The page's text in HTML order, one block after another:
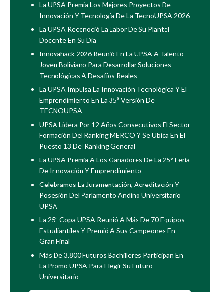
La UPSA Premia Los Mejores Proyectos De
Innovación Y Tecnología De La TecnoUPSA 2026
La UPSA Reconoció La Labor De Su Plantel
Docente En Su Día
Innovahack 2026 Reunió En La UPSA A Talento
Joven Boliviano Para Desarrollar Soluciones
Tecnológicas A Desafíos Reales
La UPSA Impulsa La Innovación Tecnológica Y El
Emprendimiento En La 35ª Versión De
TECNOUPSA
UPSA Lidera Por 12 Años Consecutivos El Sector
Formación Del Ranking MERCO Y Se Ubica En El
Puesto 13 Del Ranking General
La UPSA Premia A Los Ganadores De La 25° Feria
De Innovación Y Emprendimiento
Celebramos La Juramentación, Acreditación Y
Posesión Del Parlamento Andino Universitario
UPSA
La 25ª Copa UPSA Reunió A Más De 70 Equipos
Estudiantiles Y Premió A Sus Campeones En
Gran Final
Más De 3.800 Futuros Bachilleres Participan En
La Promo UPSA Para Elegir Su Futuro
Universitario